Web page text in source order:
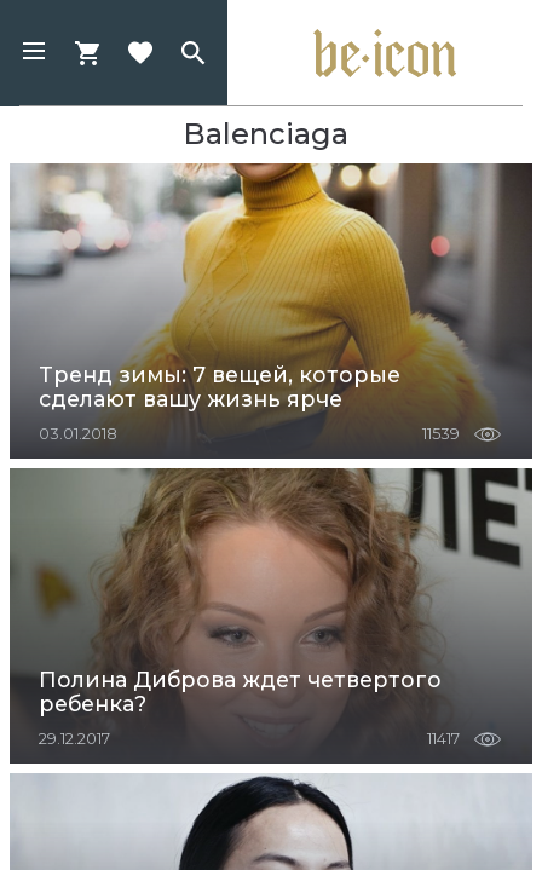
Balenciaga
Тренд зимы: 7 вещей, которые
сделают вашу жизнь ярче
03.01.2018 11539
Полина Диброва ждет четвертого
ребенка?
29.12.2017 11417